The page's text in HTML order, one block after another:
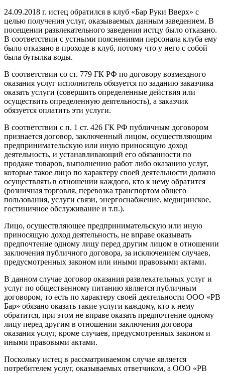
24.09.2018 г. истец обратился в клуб «Бар Руки Вверх» с
целью получения услуг, оказываемых данным заведением. В
посещении развлекательного заведения истцу было отказано.
В соответствии с устными пояснениями персонала клуба ему
было отказано в проходе в клуб, потому что у него с собой
была бутылка воды.
В соответствии со ст. 779 ГК РФ по договору возмездного
оказания услуг исполнитель обязуется по заданию заказчика
оказать услуги (совершить определенные действия или
осуществить определенную деятельность), а заказчик
обязуется оплатить эти услуги.
В соответствии с п. 1 ст. 426 ГК РФ публичным договором
признается договор, заключенный лицом, осуществляющим
предпринимательскую или иную приносящую доход
деятельность, и устанавливающий его обязанности по
продаже товаров, выполнению работ либо оказанию услуг,
которые такое лицо по характеру своей деятельности должно
осуществлять в отношении каждого, кто к нему обратится
(розничная торговля, перевозка транспортом общего
пользования, услуги связи, энергоснабжение, медицинское,
гостиничное обслуживание и т.п.).
Лицо, осуществляющее предпринимательскую или иную
приносящую доход деятельность, не вправе оказывать
предпочтение одному лицу перед другим лицом в отношении
заключения публичного договора, за исключением случаев,
предусмотренных законом или иными правовыми актами.
В данном случае договор оказания развлекательных услуг и
услуг по общественному питанию является публичным
договором, то есть по характеру своей деятельности ООО «РВ
Бар» обязано оказать такие услуги каждому, кто к нему
обратится, при этом не вправе оказать предпочтение одному
лицу перед другим в отношении заключения договора
оказания услуг, кроме случаев, предусмотренных законом и
иными правовыми актами.
Поскольку истец в рассматриваемом случае является
потребителем услуг, оказываемых ответчиком, а ООО «РВ